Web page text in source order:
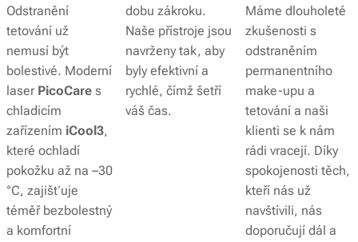
Odstranění
tetování už
nemusí být
bolestivé. Moderní
laser PicoCare s
chladicím
zařízením iCool3,
které ochladí
pokožku až na –30
°C, zajišťuje
téměř bezbolestný
a komfortní
dobu zákroku.
Naše přístroje jsou
navrženy tak, aby
byly efektivní a
rychlé, čímž šetří
váš čas.
Máme dlouholeté
zkušenosti s
odstraněním
permanentního
make-upu a
tetování a naši
klienti se k nám
rádi vracejí. Díky
spokojenosti těch,
kteří nás už
navštívili, nás
doporučují dál a